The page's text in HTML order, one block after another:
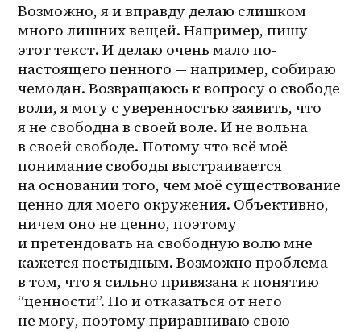
Возможно, я и вправду делаю слишком
много лишних вещей. Например, пишу
этот текст. И делаю очень мало по-
настоящего ценного — например, собираю
чемодан. Возвращаюсь к вопросу о свободе
воли, я могу с уверенностью заявить, что
я не свободна в своей воле. И не вольна
в своей свободе. Потому что всё моё
понимание свободы выстраивается
на основании того, чем моё существование
ценно для моего окружения. Объективно,
ничем оно не ценно, поэтому
и претендовать на свободную волю мне
кажется постыдным. Возможно проблема
в том, что я сильно привязана к понятию
“ценности”. Но и отказаться от него
не могу, поэтому приравниваю свою